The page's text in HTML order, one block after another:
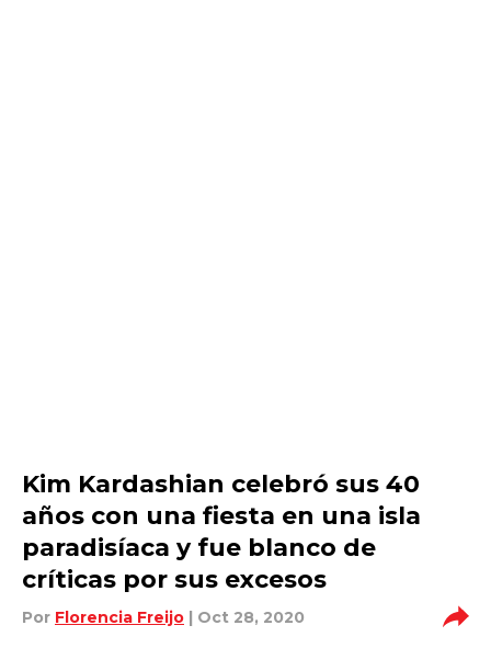
Kim Kardashian celebró sus 40
años con una fiesta en una isla
paradisíaca y fue blanco de
críticas por sus excesos
Por Florencia Freijo | Oct 28, 2020